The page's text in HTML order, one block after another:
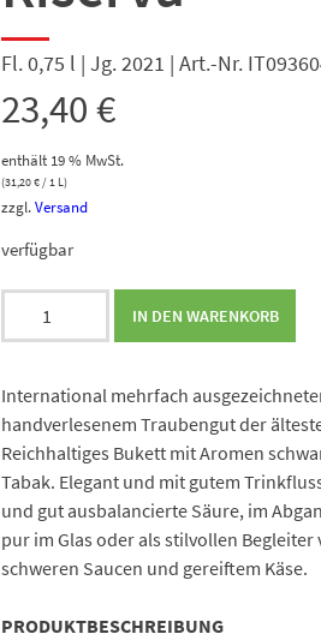
Fl. 0,75 l | Jg. 2021 | Art.-Nr.
23,40€
enthält 19 % MwSt.
(31,20€/ 1 L)
zzgl.Versand
verfügbar
Riserva
Menge
IN DEN WARENKORB
International mehrfach
handverlesenem Traubengut der
Reichhaltiges Bukett mit Aromen
Tabak. Elegant und mit gutem
und gut ausbalancierte Säure, im
pur im Glas oder als stilvollen
schweren Saucen und gereiftem Käse.
PRODUKTBESCHREIBUNG